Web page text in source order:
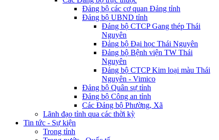
Đảng bộ các cơ quan Đảng tỉnh
Đảng bộ UBND tỉnh
Đảng bộ CTCP Gang thép Thái
Nguyên
Đảng bộ Đại học Thái Nguyên
Đảng bộ Bệnh viện TW Thái
Nguyên
Đảng bộ CTCP Kim loại màu Thái
Nguyên - Vimico
Đảng bộ Quân sự tỉnh
Đảng bộ Công an tỉnh
Các Đảng bộ Phường, Xã
Lãnh đạo tỉnh qua các thời kỳ
Tin tức - Sự kiện
Trong tỉnh